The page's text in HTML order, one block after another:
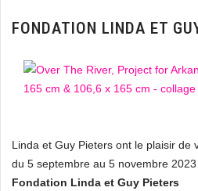
FONDATION LINDA ET
Linda et Guy Pieters ont le plaisir de
du 5 septembre au 5 novembre 2023
Fondation Linda et Guy Pieters